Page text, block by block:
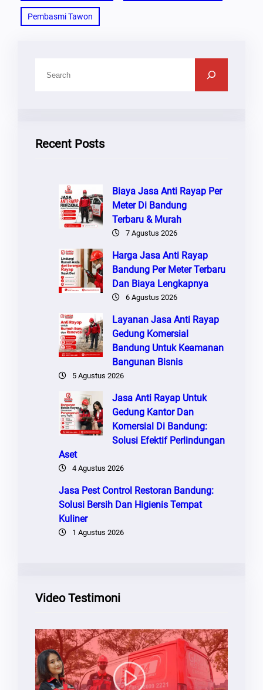
Pembasmi Tawon
Recent Posts
Biaya Jasa Anti Rayap Per
Meter Di Bandung
Terbaru & Murah
7 Agustus 2026
Harga Jasa Anti Rayap
Bandung Per Meter Terbaru
Dan Biaya Lengkapnya
6 Agustus 2026
Layanan Jasa Anti Rayap
Gedung Komersial
Bandung Untuk Keamanan
Bangunan Bisnis
5 Agustus 2026
Jasa Anti Rayap Untuk
Gedung Kantor Dan
Komersial Di Bandung:
Solusi Efektif Perlindungan
Aset
4 Agustus 2026
Jasa Pest Control Restoran Bandung:
Solusi Bersih Dan Higienis Tempat
Kuliner
1 Agustus 2026
Video Testimoni